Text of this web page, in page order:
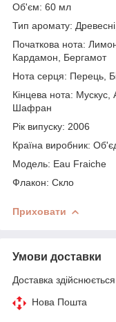
Об'єм: 60 мл
Тип аромату:
Початкова нота:
Кардамон, Бергамот
Нота серця: Перець,
Кінцева нота:
Шафран
Рік випуску: 2006
Країна виробник:
Модель: Eau Fraiche
Флакон: Скло
Приховати
Умови доставки
Доставка
Нова Пошта